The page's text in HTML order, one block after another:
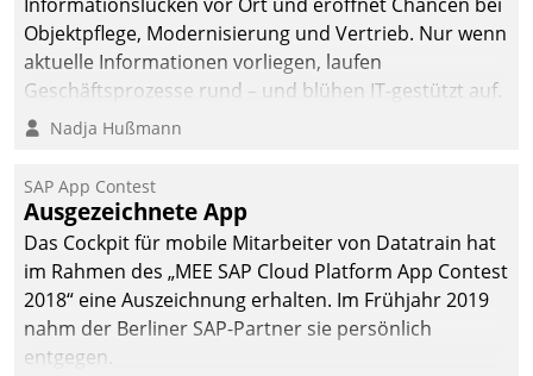
Objektpflege, Modernisierung und Vertrieb. Nur wenn
aktuelle Informationen vorliegen, laufen
Geschäftsprozesse rund – und blühen IT-gestützt auf.
Nadja Hußmann
SAP App Contest
Ausgezeichnete App
Das Cockpit für mobile Mitarbeiter von Datatrain hat
im Rahmen des „MEE SAP Cloud Platform App Contest
2018“ eine Auszeichnung erhalten. Im Frühjahr 2019
nahm der Berliner SAP-Partner sie persönlich
entgegen.